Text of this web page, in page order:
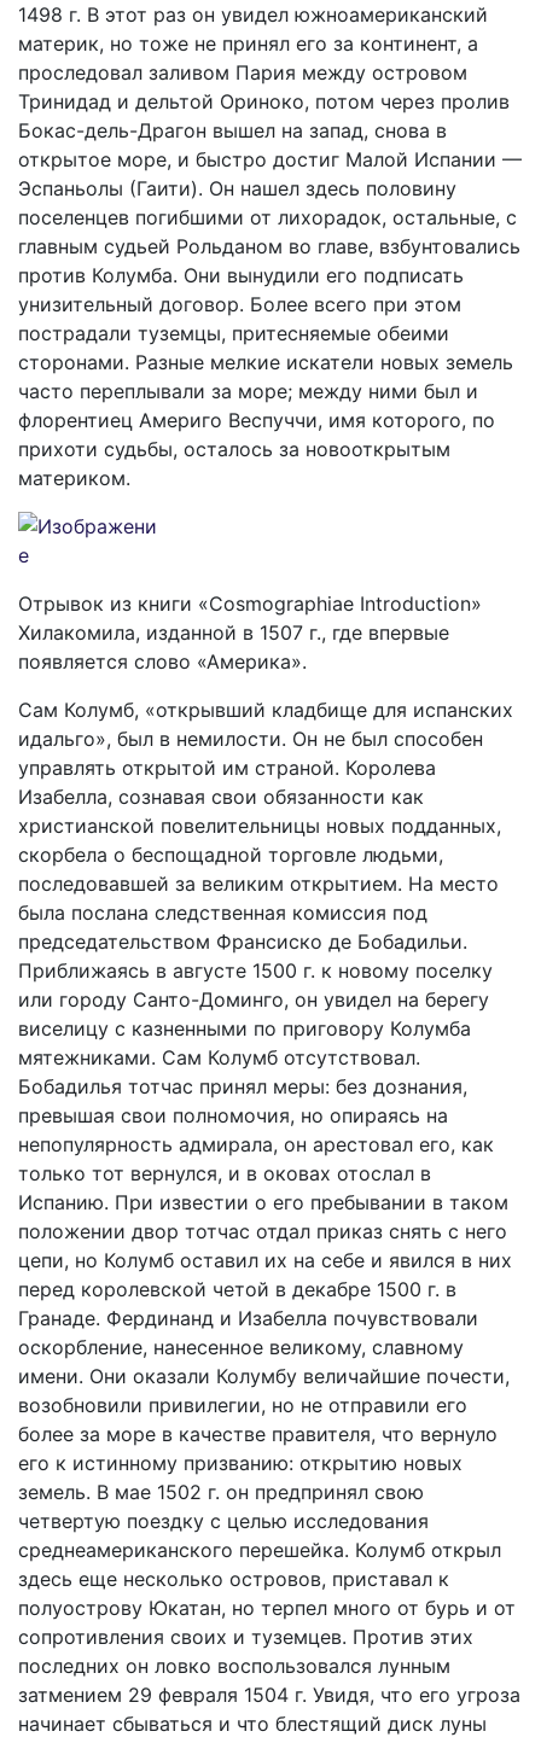
1498 г. В этот раз он увидел южноамериканский
материк, но тоже не принял его за континент, а
проследовал заливом Пария между островом
Тринидад и дельтой Ориноко, потом через пролив
Бокас-дель-Драгон вышел на запад, снова в
открытое море, и быстро достиг Малой Испании —
Эспаньолы (Гаити). Он нашел здесь половину
поселенцев погибшими от лихорадок, остальные, с
главным судьей Рольданом во главе, взбунтовались
против Колумба. Они вынудили его подписать
унизительный договор. Более всего при этом
пострадали туземцы, притесняемые обеими
сторонами. Разные мелкие искатели новых земель
часто переплывали за море; между ними был и
флорентиец Америго Веспуччи, имя которого, по
прихоти судьбы, осталось за новооткрытым
материком.
Отрывок из книги «Cosmographiae Introduction»
Хилакомила, изданной в 1507 г., где впервые
появляется слово «Америка».
Сам Колумб, «открывший кладбище для испанских
идальго», был в немилости. Он не был способен
управлять открытой им страной. Королева
Изабелла, сознавая свои обязанности как
христианской повелительницы новых подданных,
скорбела о беспощадной торговле людьми,
последовавшей за великим открытием. На место
была послана следственная комиссия под
председательством Франсиско де Бобадильи.
Приближаясь в августе 1500 г. к новому поселку
или городу Санто-Доминго, он увидел на берегу
виселицу с казненными по приговору Колумба
мятежниками. Сам Колумб отсутствовал.
Бобадилья тотчас принял меры: без дознания,
превышая свои полномочия, но опираясь на
непопулярность адмирала, он арестовал его, как
только тот вернулся, и в оковах отослал в
Испанию. При известии о его пребывании в таком
положении двор тотчас отдал приказ снять с него
цепи, но Колумб оставил их на себе и явился в них
перед королевской четой в декабре 1500 г. в
Гранаде. Фердинанд и Изабелла почувствовали
оскорбление, нанесенное великому, славному
имени. Они оказали Колумбу величайшие почести,
возобновили привилегии, но не отправили его
более за море в качестве правителя, что вернуло
его к истинному призванию: открытию новых
земель. В мае 1502 г. он предпринял свою
четвертую поездку с целью исследования
среднеамериканского перешейка. Колумб открыл
здесь еще несколько островов, приставал к
полуострову Юкатан, но терпел много от бурь и от
сопротивления своих и туземцев. Против этих
последних он ловко воспользовался лунным
затмением 29 февраля 1504 г. Увидя, что его угроза
начинает сбываться и что блестящий диск луны